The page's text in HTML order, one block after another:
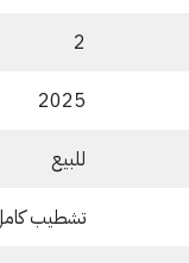
2
2025
للبيع
تشطيب